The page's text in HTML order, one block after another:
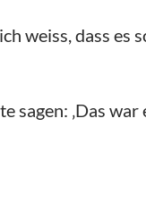
weiss, dass es
sagen: ‚Das